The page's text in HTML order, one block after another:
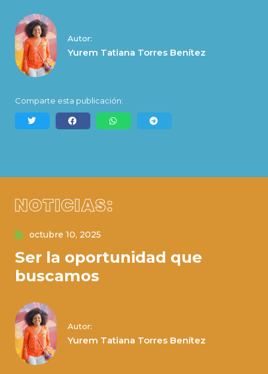
Autor:
Yurem Tatiana Torres Benítez
Comparte esta publicación:
NOTICIAS:
octubre 10, 2025
Ser la oportunidad que
buscamos
Autor:
Yurem Tatiana Torres Benítez